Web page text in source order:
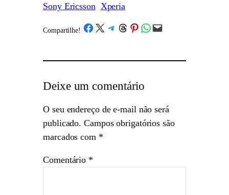
Sony Ericsson Xperia
Compartilhe!/Share on Facebook
Share on X Share on Telegram
Share on Threads
Share on Pinterest
Share on WhatsApp
Email this Page
Deixe um comentário
O seu endereço de e-mail não será
publicado. Campos obrigatórios são
marcados com *
Comentário *